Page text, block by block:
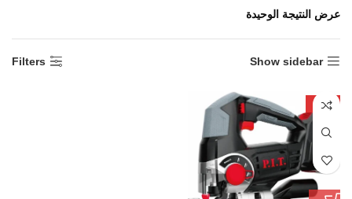
عرض النتيجة الوحيدة
Show sidebar
Filters
-20%